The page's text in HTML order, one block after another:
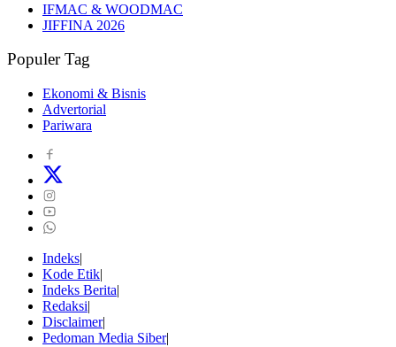
IFMAC & WOODMAC
JIFFINA 2026
Populer Tag
Ekonomi & Bisnis
Advertorial
Pariwara
Indeks
Kode Etik
Indeks Berita
Redaksi
Disclaimer
Pedoman Media Siber